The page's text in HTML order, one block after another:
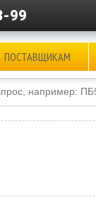
99
ПОСТАВЩИКАМ